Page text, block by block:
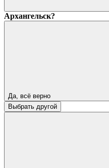
Архангельск?
Да, всё верно
Выбрать другой